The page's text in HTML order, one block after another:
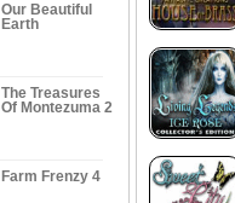
Our Beautiful
Earth
The Treasures
Of Montezuma 2
Farm Frenzy 4